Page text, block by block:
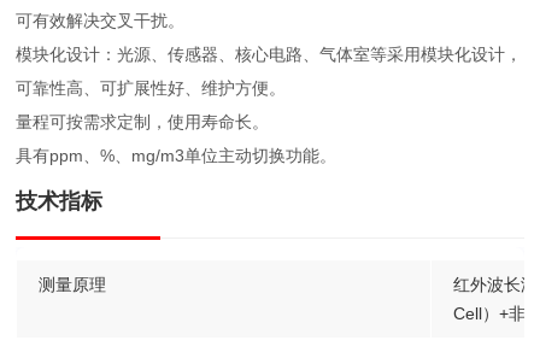
可有效解决交叉干扰。
模块化设计：光源、传感器、核心电路、气体室等采用模块化设计，
可靠性高、可扩展性好、维护方便。
量程可按需求定制，使用寿命长。
具有ppm、%、mg/m3单位主动切换功能。
技术指标
测量原理
红外波长
Cell）+非